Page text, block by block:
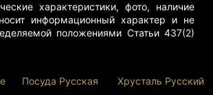
характеристики, фото, наличие
информационный характер и не
положениями Статьи 437(2)
Посуда Русская Хрусталь Русский